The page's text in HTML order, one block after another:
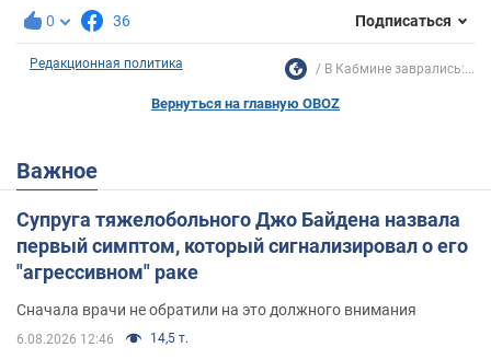
0 36 Подписаться
Редакционная политика В Кабмине заврались:...
Вернуться на главную OBOZ
Важное
Супруга тяжелобольного Джо Байдена назвала
первый симптом, который сигнализировал о его
"агрессивном" раке
Сначала врачи не обратили на это должного внимания
6.08.2026 12:46 14,5 т.